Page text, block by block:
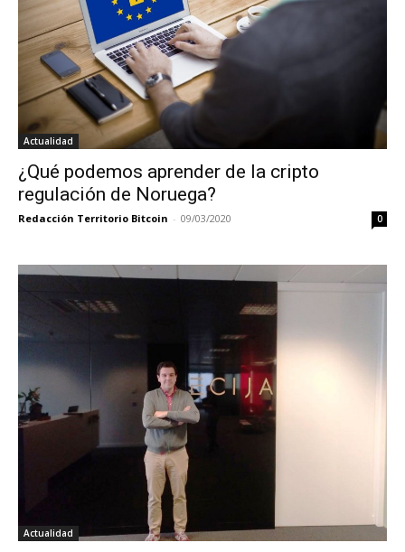
Actualidad
¿Qué podemos aprender de la cripto
regulación de Noruega?
Redacción Territorio Bitcoin - 09/03/2020 0
Actualidad